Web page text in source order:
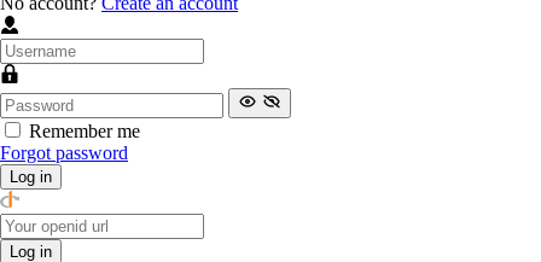
Remember me
Forgot password
Log in
Log in